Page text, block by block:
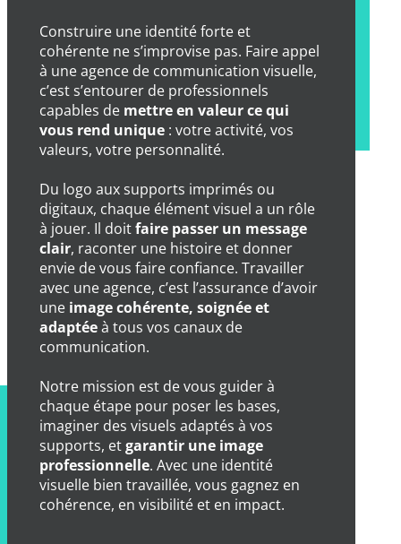
Construire une identité forte et
cohérente ne s’improvise pas. Faire appel
à une agence de communication visuelle,
c’est s’entourer de professionnels
capables de mettre en valeur ce qui
vous rend unique : votre activité, vos
valeurs, votre personnalité.
Du logo aux supports imprimés ou
digitaux, chaque élément visuel a un rôle
à jouer. Il doitfaire passer un message
clair, raconter une histoire et donner
envie de vous faire confiance. Travailler
avec une agence, c’est l’assurance d’avoir
une image cohérente, soignée et
adaptéeà tous vos canaux de
communication.
Notre mission est de vous guider à
chaque étape pour poser les bases,
imaginer des visuels adaptés à vos
supports, etgarantir une image
professionnelle. Avec une identité
visuelle bien travaillée, vous gagnez en
cohérence, en visibilité et en impact.